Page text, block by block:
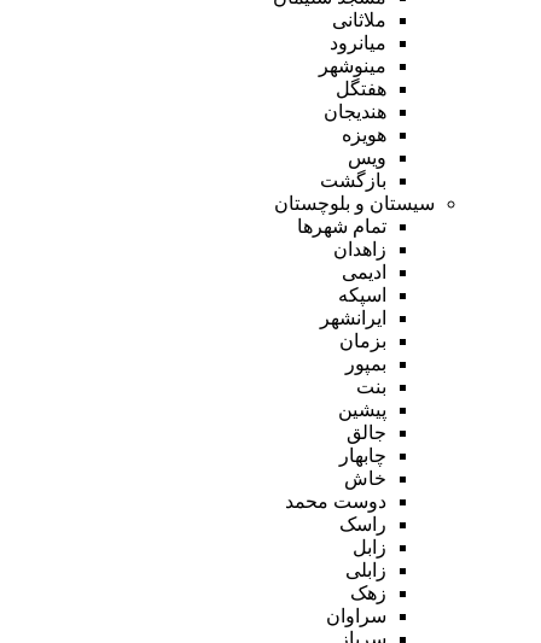
ملاثانی
میانرود
مینوشهر
هفتگل
هندیجان
هویزه
ویس
بازگشت
سیستان و بلوچستان
تمام شهر‌ها
زاهدان
ادیمی
اسپکه
ایرانشهر
بزمان
بمپور
بنت
پیشین
جالق
چابهار
خاش
دوست محمد
راسک
زابل
زابلی
زهک
سراوان
سرباز